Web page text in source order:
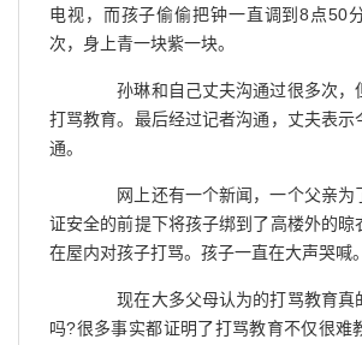
电视，而孩子偷偷把钟一直调到8点50
次，身上青一块紫一块。
孙琳和自己丈夫沟通过很多次，
打骂教育。最后经过记者沟通，丈夫表示
通。
网上还有一个新闻，一个父亲为
证安全的前提下将孩子绑到了高楼外的晾
在屋内对孩子打骂。孩子一直在大声哭喊。
现在大多父母认为的打骂教育真
吗?很多事实都证明了打骂教育不仅很难